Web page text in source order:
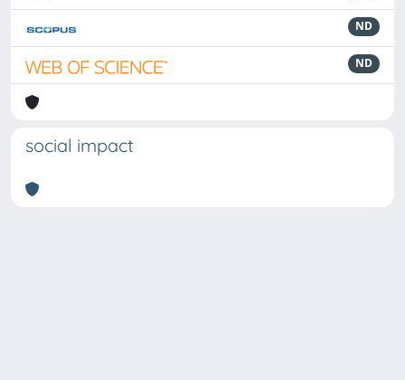
ND
ND
social impact